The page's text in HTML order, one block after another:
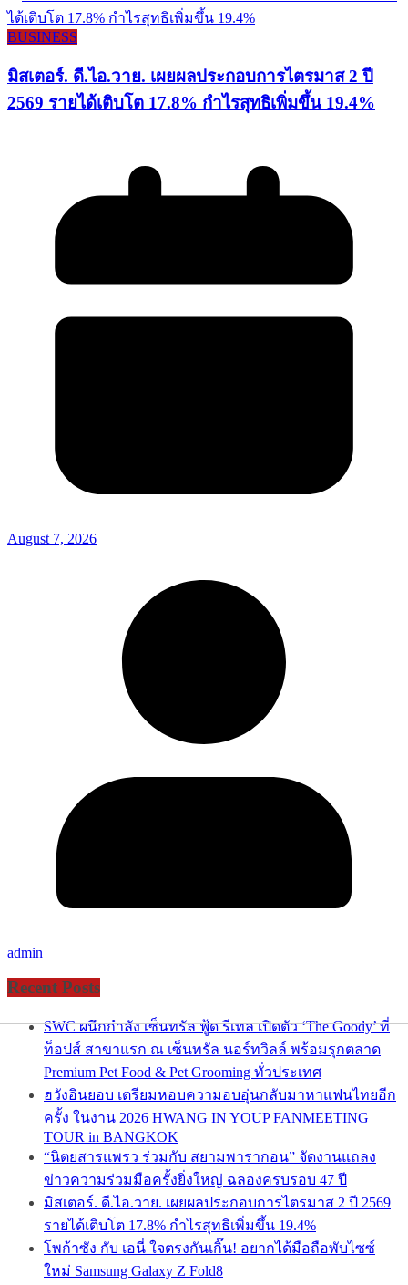
BUSINESS
มิสเตอร์. ดี.ไอ.วาย. เผยผลประกอบการไตรมาส 2 ปี
2569 รายได้เติบโต 17.8% กำไรสุทธิเพิ่มขึ้น 19.4%
August 7, 2026
admin
Recent Posts
SWC ผนึกกำลัง เซ็นทรัล ฟู้ด รีเทล เปิดตัว ‘The Goody’ ที่
ท็อปส์ สาขาแรก ณ เซ็นทรัล นอร์ทวิลล์ พร้อมรุกตลาด
Premium Pet Food & Pet Grooming ทั่วประเทศ
ฮวังอินยอบ เตรียมหอบความอบอุ่นกลับมาหาแฟนไทยอีก
ครั้ง ในงาน 2026 HWANG IN YOUP FANMEETING
TOUR in BANGKOK
“นิตยสารแพรว ร่วมกับ สยามพารากอน” จัดงานแถลง
ข่าวความร่วมมือครั้งยิ่งใหญ่ ฉลองครบรอบ 47 ปี
มิสเตอร์. ดี.ไอ.วาย. เผยผลประกอบการไตรมาส 2 ปี 2569
รายได้เติบโต 17.8% กำไรสุทธิเพิ่มขึ้น 19.4%
โพก้าซัง กับ เอนี่ ใจตรงกันเกิ๊น! อยากได้มือถือพับไซซ์
ใหม่ Samsung Galaxy Z Fold8